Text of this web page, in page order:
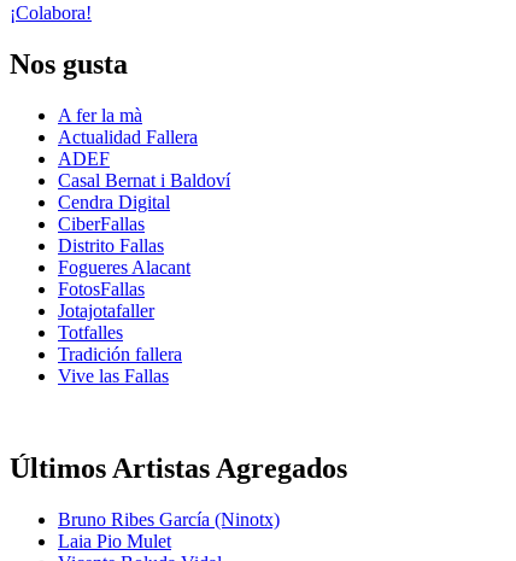
¡Colabora!
Nos gusta
A fer la mà
Actualidad Fallera
ADEF
Casal Bernat i Baldoví
Cendra Digital
CiberFallas
Distrito Fallas
Fogueres Alacant
FotosFallas
Jotajotafaller
Totfalles
Tradición fallera
Vive las Fallas
Últimos Artistas Agregados
Bruno Ribes García (Ninotx)
Laia Pio Mulet